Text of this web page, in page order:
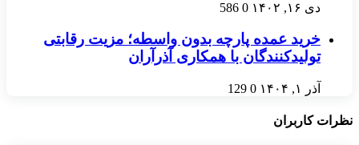
دی ۱۶, ۱۴۰۲ 0
586
خرید عمده پارچه بدون واسطه؛ مزیت رقابتی
تولیدکنندگان با همکاری آذرآران
آذر ۱, ۱۴۰۴ 0
129
نظرات کاربران